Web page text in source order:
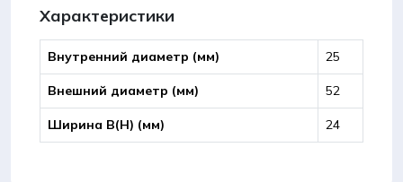
Характеристики
Внутренний диаметр (мм) 25
Внешний диаметр (мм) 52
Ширина B(Н) (мм) 24